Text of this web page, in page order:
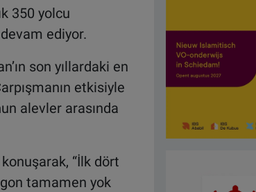
350 yolcu
ediyor.
son yıllardaki en
etkisiyle
alevler arasında
“İlk dört
tamamen yok